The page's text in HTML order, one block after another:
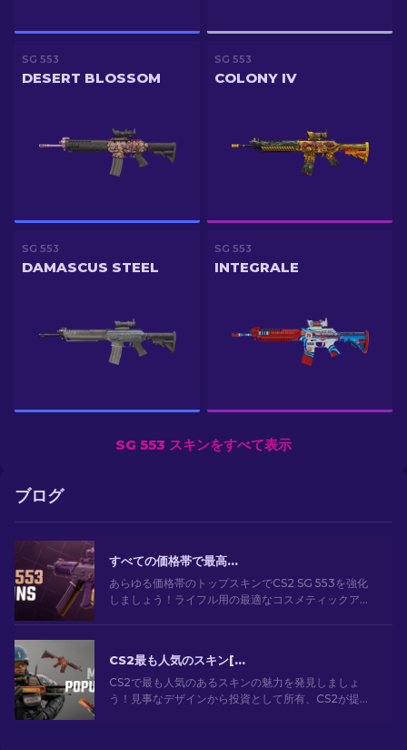
SG 553
DESERT BLOSSOM
SG 553
COLONY IV
SG 553
DAMASCUS STEEL
SG 553
INTEGRALE
SG 553 スキンをすべて表示
ブログ
すべての価格帯で最高の CS2 SG 553 スキン [2026]
あらゆる価格帯のトップスキンでCS2 SG 553を強化
しましょう！ライフル用の最適なコスメティックアッ
CS2最も人気のスキン[2026]
CS2で最も人気のあるスキンの魅力を発見しましょ
う！見事なデザインから投資として所有、CS2が提供